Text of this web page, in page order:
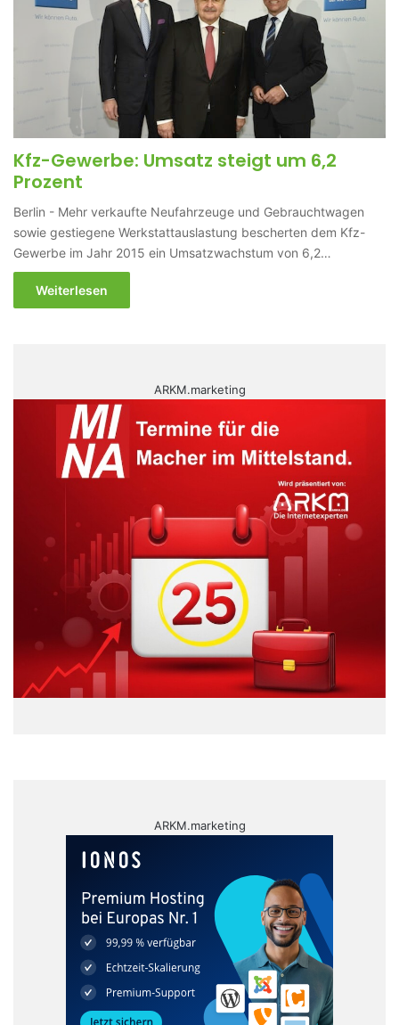
Kfz-Gewerbe: Umsatz steigt um 6,2
Prozent
Berlin - Mehr verkaufte Neufahrzeuge und Gebrauchtwagen
sowie gestiegene Werkstattauslastung bescherten dem Kfz-
Gewerbe im Jahr 2015 ein Umsatzwachstum von 6,2…
Weiterlesen
ARKM.marketing
ARKM.marketing